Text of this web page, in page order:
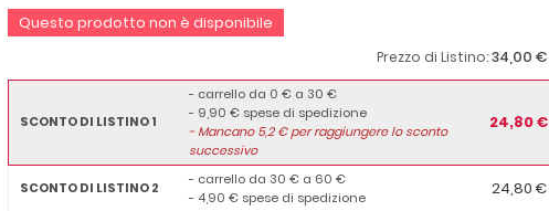
Questo prodotto non è disponibile
Prezzo di Listino:34,00 €
SCONTO DI LISTINO 1
- carrello da 0 € a 30 €
- 9,90 € spese di spedizione
-Mancano5,2€ per raggiungere lo sconto
successivo
24,80 €
SCONTO DI LISTINO 2
- carrello da 30 € a 60 €
- 4,90 € spese di spedizione
24,80 €